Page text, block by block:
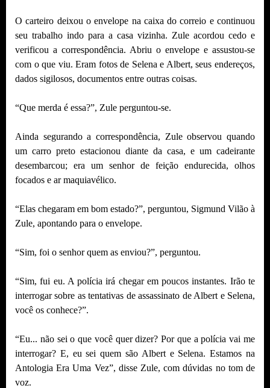
O carteiro deixou o envelope na caixa do correio e continuou
seu trabalho indo para a casa vizinha. Zule acordou cedo e
verificou a correspondência. Abriu o envelope e assustou-se
com o que viu. Eram fotos de Selena e Albert, seus endereços,
dados sigilosos, documentos entre outras coisas.
“Que merda é essa?”, Zule perguntou-se.
Ainda segurando a correspondência, Zule observou quando
um carro preto estacionou diante da casa, e um cadeirante
desembarcou; era um senhor de feição endurecida, olhos
focados e ar maquiavélico.
“Elas chegaram em bom estado?”, perguntou, Sigmund Vilão à
Zule, apontando para o envelope.
“Sim, foi o senhor quem as enviou?”, perguntou.
“Sim, fui eu. A polícia irá chegar em poucos instantes. Irão te
interrogar sobre as tentativas de assassinato de Albert e Selena,
você os conhece?”.
“Eu... não sei o que você quer dizer? Por que a polícia vai me
interrogar? E, eu sei quem são Albert e Selena. Estamos na
Antologia Era Uma Vez”, disse Zule, com dúvidas no tom de
voz.